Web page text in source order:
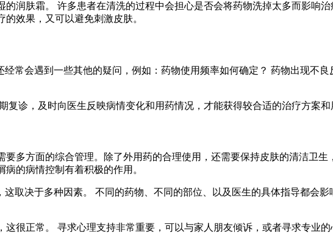
润肤霜。 许多患者在清洗的过程中会担心是否会将药物洗掉太多而影响
效果，又可以避免刺激皮肤。
常会遇到一些其他的疑问，例如：药物使用频率如何确定？ 药物出现不
复诊，及时向医生反映病情变化和用药情况，才能获得较合适的治疗方案
多方面的综合管理。除了外用药的合理使用，还需要保持皮肤的清洁卫
的病情控制有着积极的作用。
取决于多种因素。 不同的药物、不同的部位、以及医生的具体指导都会
很正常。 寻求心理支持非常重要，可以与家人朋友倾诉，或者寻求专业